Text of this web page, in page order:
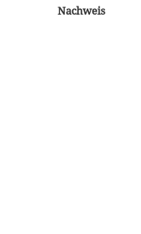
Nachweis